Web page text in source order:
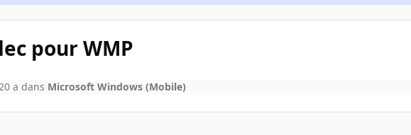
pour WMP
a dans Microsoft Windows (Mobile)